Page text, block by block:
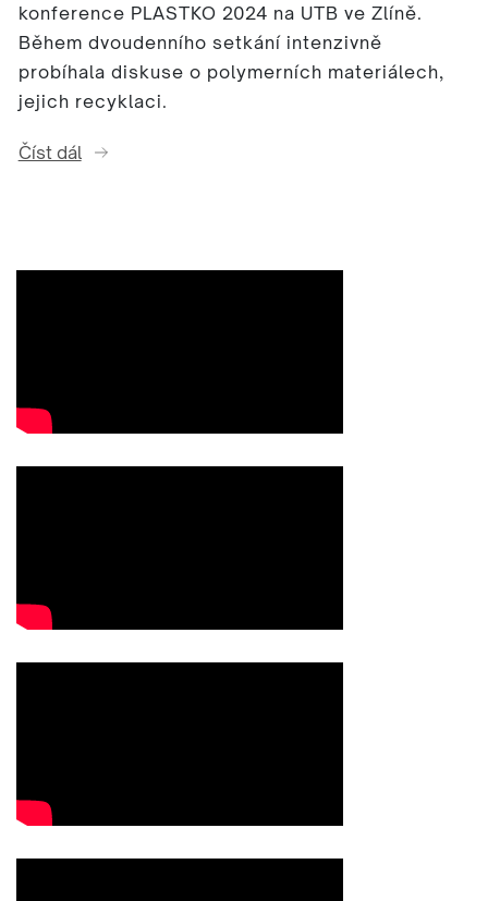
konference PLASTKO 2024 na UTB ve Zlíně.
Během dvoudenního setkání intenzivně
probíhala diskuse o polymerních materiálech,
jejich recyklaci.
Číst dál